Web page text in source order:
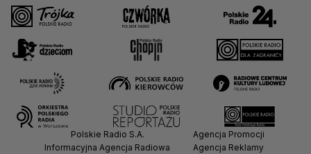
Polskie Radio S.A.
Informacyjna Agencja Radiowa
Agencja Promocji
Agencja Reklamy